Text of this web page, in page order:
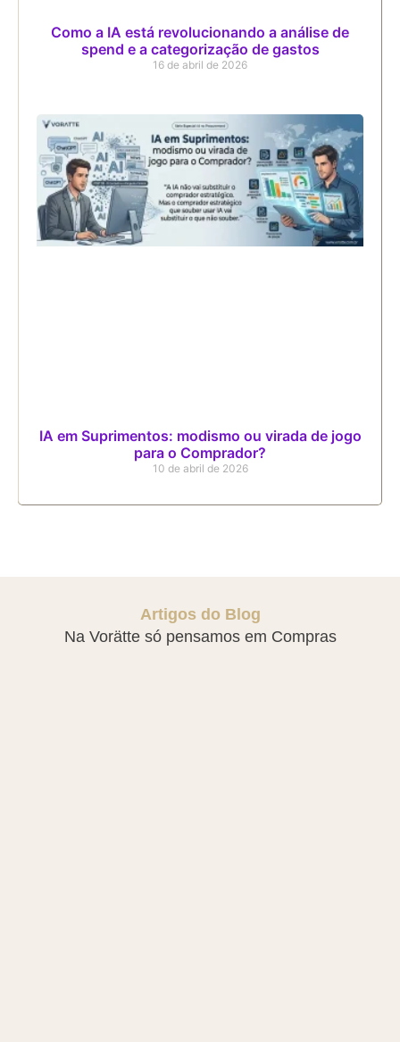
Como a IA está revolucionando a análise de
spend e a categorização de gastos
16 de abril de 2026
IA em Suprimentos: modismo ou virada de jogo
para o Comprador?
10 de abril de 2026
Artigos do Blog
Na Vorätte só pensamos em Compras